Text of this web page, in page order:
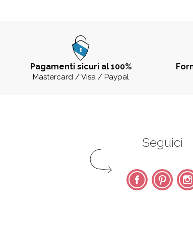
Pagamenti sicuri al 100%
Mastercard / Visa / Paypal
Seguici
Facebook